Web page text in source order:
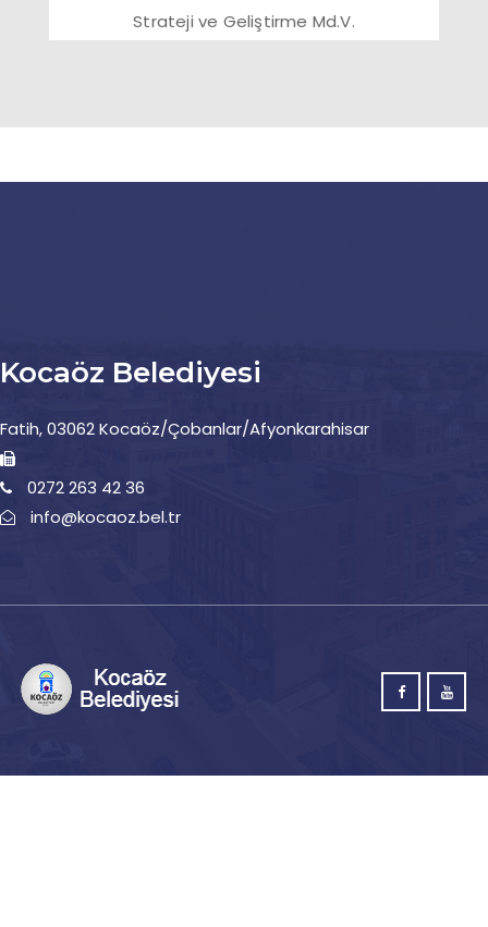
Strateji ve Geliştirme Md.V.
Kocaöz Belediyesi
Fatih, 03062 Kocaöz/Çobanlar/Afyonkarahisar
0272 263 42 36
info@kocaoz.bel.tr